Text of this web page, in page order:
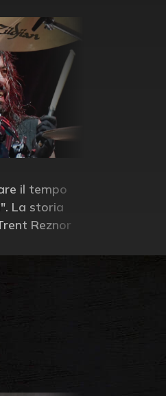
il tempo
La storia
Reznor